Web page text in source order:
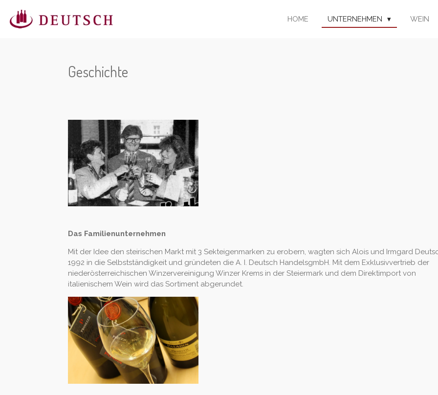
Zum
Hauptinhalt
springen
HOME UNTERNEHMEN WEIN
Geschichte
Das Familienunternehmen
Mit der Idee den steirischen Markt mit 3 Sekteigenmarken zu erobern, wagten sich Alois und Irmgard
1992 in die Selbstständigkeit und gründeten die A. I. Deutsch HandelsgmbH. Mit dem Exklusivvertrieb der
niederösterreichischen Winzervereinigung Winzer Krems in der Steiermark und dem Direktimport von
italienischem Wein wird das Sortiment abgerundet.